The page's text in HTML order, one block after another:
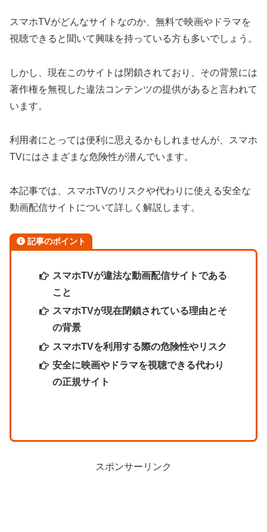
スマホTVがどんなサイトなのか、無料で映画やドラマを
視聴できると聞いて興味を持っている方も多いでしょう。
しかし、現在このサイトは閉鎖されており、その背景には
著作権を無視した違法コンテンツの提供があると言われて
います。
利用者にとっては便利に思えるかもしれませんが、スマホ
TVにはさまざまな危険性が潜んでいます。
本記事では、スマホTVのリスクや代わりに使える安全な
動画配信サイトについて詳しく解説します。
記事のポイント
スマホTVが違法な動画配信サイトである
こと
スマホTVが現在閉鎖されている理由とそ
の背景
スマホTVを利用する際の危険性やリスク
安全に映画やドラマを視聴できる代わり
の正規サイト
スポンサーリンク